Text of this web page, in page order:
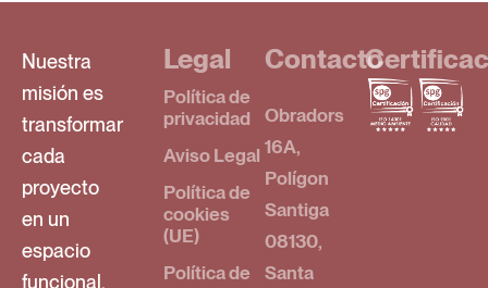
Nuestra
misión es
transformar
cada
proyecto
en un
espacio
funcional,
Legal
Política de
privacidad
Aviso Legal
Política de
cookies
(UE)
Política de
Contacto
Obradors
16A,
Polígon
Santiga
08130,
Santa